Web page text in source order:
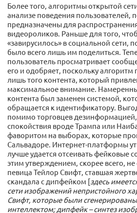
Более того, алгоритмы открытой
анализе поведения пользователей,
предназначены для
видеороликов. Раньше для того,
«завирусилось» в социальной сети,
было всего лишь им поделиться.
пользователь просматривает
его и одобряет, поскольку
лишь того контента, который
максимальное внимание.
контента был заменен системой,
обращается к идентификатору.
помимо торговцев
спокойствия вроде Трампа или
фаворитом на выборах, которые
Сальвадоре. Интернет-платформы
лучше удается отсеивать фейковые
этим утверждением, скорее всего, не
певица Тейлор Свифт, ставшая
скандала с дипфейком [здесь
сети изображений непристойного
Свифт, которые были
интеллектом; дипфейк – синтез